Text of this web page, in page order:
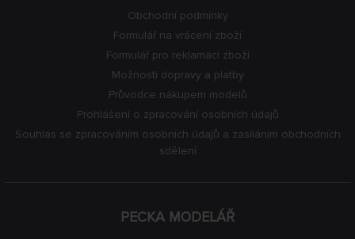
Obchodní podmínky
Formulář na vrácení zboží
Formulář pro reklamaci zboží
Možnosti dopravy a platby
Průvodce nákupem modelů
Prohlášení o zpracování osobních údajů
Souhlas se zpracováním osobních údajů a zasíláním obchodních
sdělení
PECKA MODELÁŘ